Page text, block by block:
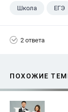
Школа ЕГЭ
2 ответа
ПОХОЖИЕ